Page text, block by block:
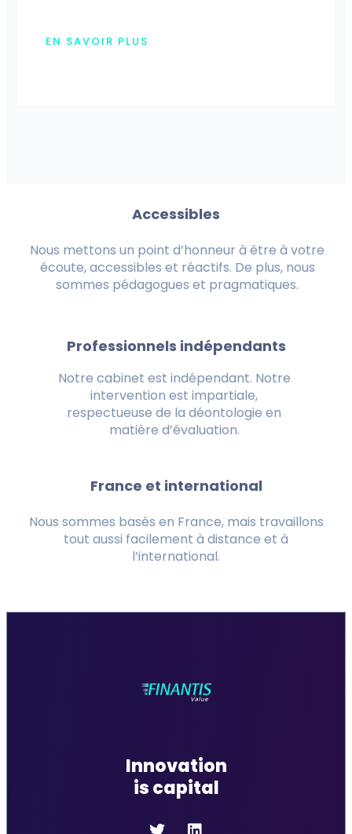
EN SAVOIR PLUS
Accessibles
Nous mettons un point d’honneur à être à votre
écoute, accessibles et réactifs. De plus, nous
sommes pédagogues et pragmatiques.
Professionnels indépendants
Notre cabinet est indépendant. Notre
intervention est impartiale,
respectueuse de la déontologie en
matière d’évaluation.
France et international
Nous sommes basés en France, mais travaillons
tout aussi facilement à distance et à
l’international.
Innovation
is capital